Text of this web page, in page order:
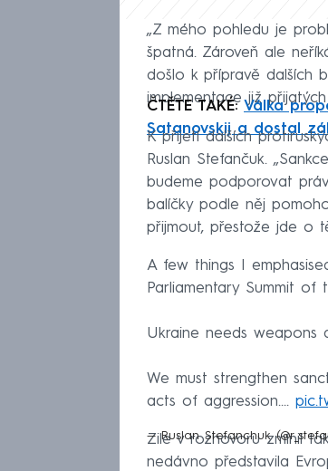
„Z mého pohledu je
špatná. Zároveň ale
došlo k přípravě dalších
implementace již
ČTĚTE TAKÉ: Válka
Satanovskij a dostal
K přijetí dalších
Ruslan Stefančuk.
budeme podporovat
balíčky podle něj
přijmout, přestože jde o
A few things I
Parliamentary Summit of
Ukraine needs weapons
We must strengthen
acts of aggression.…
— Ruslan Stefanchuk
Zile v rozhovoru zmínil
nedávno představila